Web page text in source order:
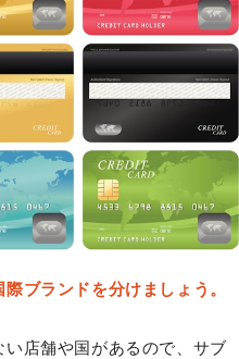
際ブランドを分けましょう。
店舗や国があるので、サブ